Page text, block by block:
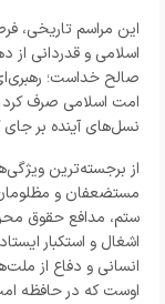
این مراسم تاریخی،
اسلامی و قدردانی از
صالح خداست؛
امت اسلامی صرف کرد
نسل‌های آینده بر
از برجسته‌ترین
مستضعفان و
ستم، مدافع حقوق
اشغال و استکبار
انسانی و دفاع از
اوست که در حافظه